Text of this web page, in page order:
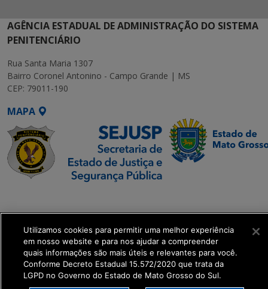
AGÊNCIA ESTADUAL DE ADMINISTRAÇÃO DO SISTEMA
PENITENCIÁRIO
Rua Santa Maria 1307
Bairro Coronel Antonino - Campo Grande | MS
CEP: 79011-190
MAPA
Executiva de
Transformação Digital
get_footer();
Utilizamos cookies para permitir uma melhor experiência
em nosso website e para nos ajudar a compreender
quais informações são mais úteis e relevantes para você.
Conforme Decreto Estadual 15.572/2020 que trata da
LGPD no Governo do Estado de Mato Grosso do Sul.